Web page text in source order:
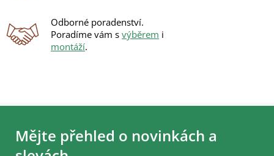
Odborné poradenství.
Poradíme vám s výběrem i
montáží.
Z
Mějte přehled o novinkách a